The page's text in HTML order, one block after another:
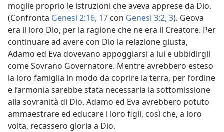
moglie proprio le istruzioni che aveva apprese da Dio.
(Confronta Genesi 2:16, 17 con Genesi 3:2, 3). Geova
era il loro Dio, per la ragione che ne era il Creatore. Per
continuare ad avere con Dio la relazione giusta,
Adamo ed Eva dovevano appoggiarsi a lui e ubbidirgli
come Sovrano Governatore. Mentre avrebbero esteso
la loro famiglia in modo da coprire la terra, per l’ordine
e l’armonia sarebbe stata necessaria la sottomissione
alla sovranità di Dio. Adamo ed Eva avrebbero potuto
ammaestrare ed educare i loro figli, così che, a loro
volta, recassero gloria a Dio.